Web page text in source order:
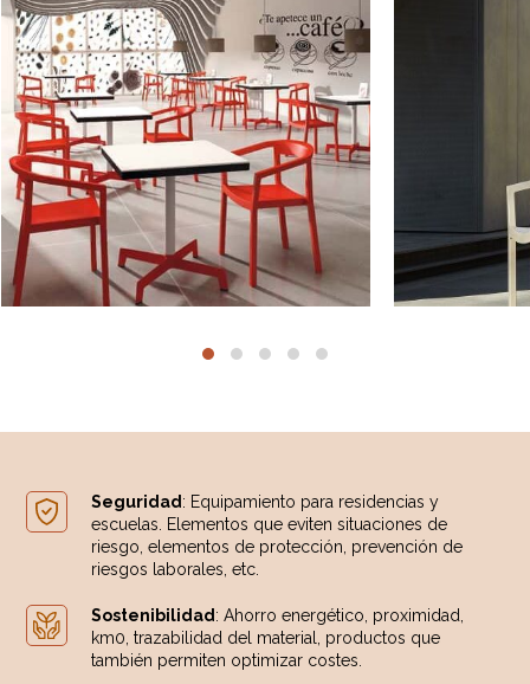
Seguridad : Equipamiento para residencias y
escuelas. Elementos que eviten situaciones de
riesgo, elementos de protección, prevención de
riesgos laborales, etc.
Sostenibilidad : Ahorro energético, proximidad,
km0, trazabilidad del material, productos que
también permiten optimizar costes.